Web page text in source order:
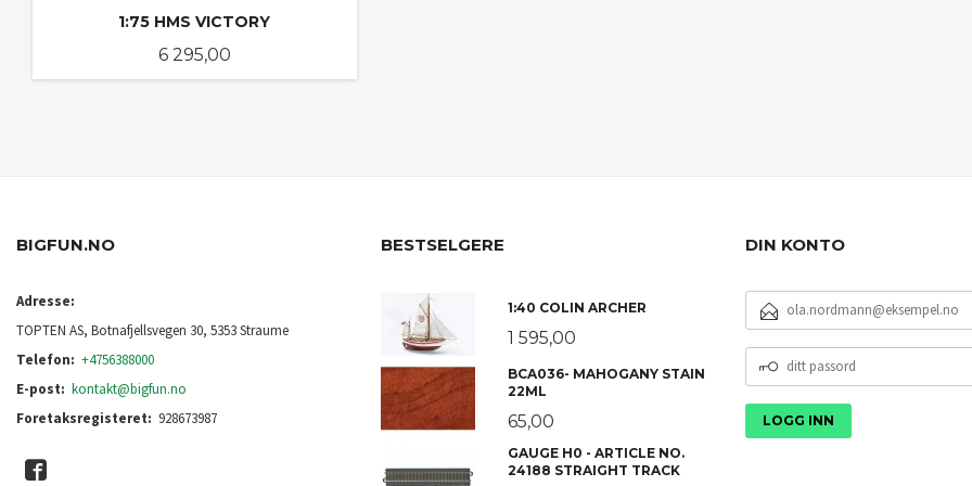
1:75 HMS VICTORY
Pris
6 295,00
BIGFUN.NO
Adresse:
TOPTEN AS, Botnafjellsvegen 30, 5353 Straume
Telefon: +4756388000
E-post: kontakt@bigfun.no
Foretaksregisteret: 928673987
BESTSELGERE
1:40 COLIN ARCHER
1 595,00
BCA036- MAHOGANY STAIN
22ML
65,00
GAUGE H0 - ARTICLE NO.
24188 STRAIGHT TRACK
DIN KONTO
E-
POSTADRESSE
DITT
PASSORD